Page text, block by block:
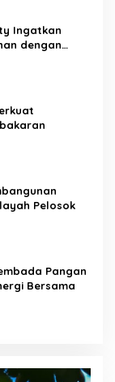
Ingatkan
dengan
Pelosok
Pangan
Bersama